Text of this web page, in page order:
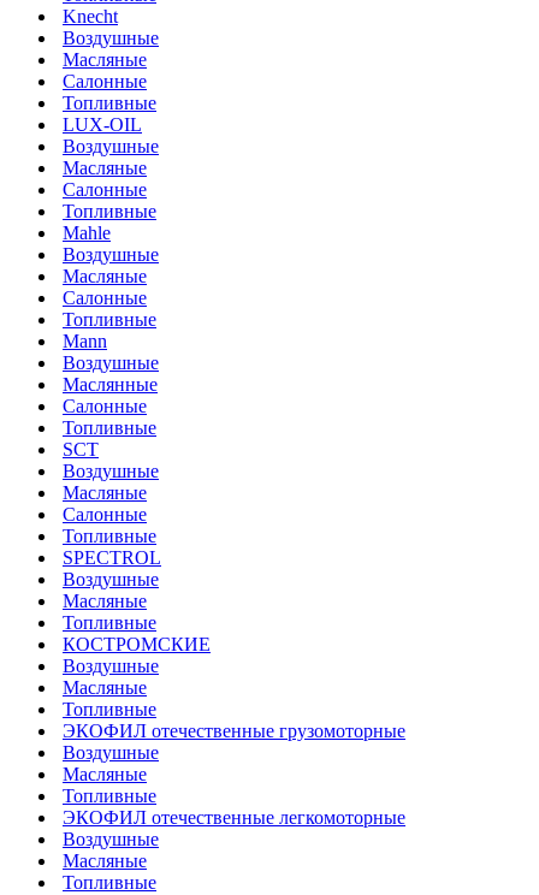
Knecht
Воздушные
Масляные
Салонные
Топливные
LUX-OIL
Воздушные
Масляные
Салонные
Топливные
Mahle
Воздушные
Масляные
Салонные
Топливные
Mann
Воздушные
Маслянные
Салонные
Топливные
SCT
Воздушные
Масляные
Салонные
Топливные
SPECTROL
Воздушные
Масляные
Топливные
КОСТРОМСКИЕ
Воздушные
Масляные
Топливные
ЭКОФИЛ отечественные грузомоторные
Воздушные
Масляные
Топливные
ЭКОФИЛ отечественные легкомоторные
Воздушные
Масляные
Топливные